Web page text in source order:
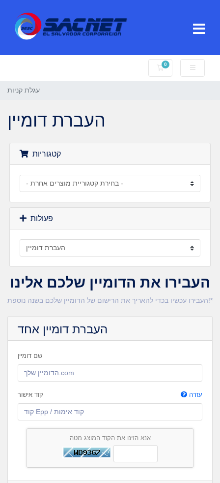
0
עגלת קניות
עגלת קניות
העברת דומיין
קטגוריות
פעולות
העבירו את הדומיין שלכם אלינו
העבירו עכשיו בכדי להאריך את הרישום של הדומיין שלכם בשנה נוספת!*
העברת דומיין אחד
שם דומיין
קוד אישור עזרה
אנא הזינו את הקוד המוצג מטה